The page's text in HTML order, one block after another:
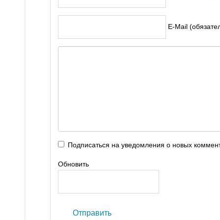
E-Mail
Подписаться на уведомления о новых
Обновить
Отправить